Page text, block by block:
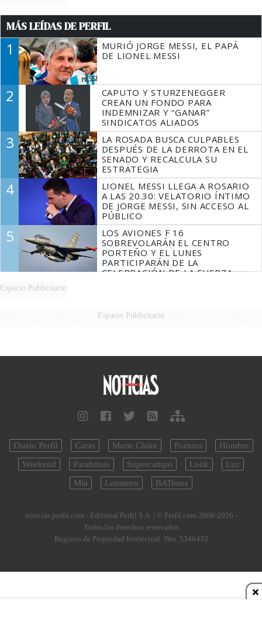
MÁS LEÍDAS DE PERFIL
1
MURIÓ JORGE MESSI, EL PAPÁ
DE LIONEL MESSI
2
CAPUTO Y STURZENEGGER
CREAN UN FONDO PARA
INDEMNIZAR Y “GANAR”
SINDICATOS ALIADOS
3
LA ROSADA BUSCA CULPABLES
DESPUÉS DE LA DERROTA EN EL
SENADO Y RECALCULA SU
ESTRATEGIA
4
LIONEL MESSI LLEGA A ROSARIO
A LAS 20.30: VELATORIO ÍNTIMO
DE JORGE MESSI, SIN ACCESO AL
PÚBLICO
5
LOS AVIONES F 16
SOBREVOLARÁN EL CENTRO
PORTEÑO Y EL LUNES
PARTICIPARÁN DE LA
CELEBRACIÓN DE LA FUERZA
Espacio Publicitario
Espacio Publicitario
Diario Perfil Caras Marie Claire Fortuna
Hombre
Weekend
Parabrisas Supercampo Look
Luz
Mía
Lunateen BATimes
noticias.perfil.com - Editorial Perfil S.A. | © Perfil.com 2006-2026 -
Todos los derechos reservados
Registro de Propiedad Intelectual: Nro. 5346433